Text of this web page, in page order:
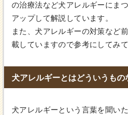
の治療法など犬アレルギーにま
アップして解説しています。
また、犬アレルギーの対策など
載していますので参考にしてみて
犬アレルギーとはどういうもの
犬アレルギーという言葉を聞い